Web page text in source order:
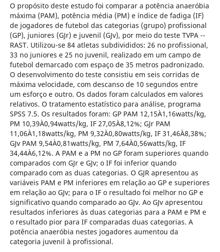
O propósito deste estudo foi comparar a potência anaeróbia
máxima (PAM), potência média (PM) e índice de fadiga (IF)
de jogadores de futebol das categorias (grupo) profissional
(GP), juniores (GJr) e juvenil (GJv), por meio do teste TVPA --
RAST. Utilizou-se 84 atletas subdivididos: 26 no profissional,
33 no juniores e 25 no juvenil, realizado em um campo de
futebol demarcado com espaço de 35 metros padronizado.
O desenvolvimento do teste consistiu em seis corridas de
máxima velocidade, com descanso de 10 segundos entre
um esforço e outro. Os dados foram calculados em valores
relativos. O tratamento estatístico para análise, programa
SPSS 7.5. Os resultados foram: GP PAM 12,15À1,16watts/kg,
PM 10,39À0,94watts/kg, IF 27,05À8,12%; GJr PAM
11,06À1,18watts/kg, PM 9,32À0,80watts/kg, IF 31,46À8,38%;
GJv PAM 9,54À0,81watts/kg, PM 7,64À0,56watts/kg, IF
34,44À6,12%. A PAM e a PM no GP foram superiores quando
comparados com GJr e GJv; o IF foi inferior quando
comparado com as duas categorias. O GJR apresentou as
variáveis PAM e PM inferiores em relação ao GP e superiores
em relação ao GJv; para o IF o resultado foi melhor no GP e
significativo quando comparado ao GJv. Ao GJv apresentou
resultados inferiores às duas categorias para a PAM e PM e
o resultado pior para IF comparadas duas categorias. A
potência anaeróbia nestes jogadores aumentou da
categoria juvenil à profissional.